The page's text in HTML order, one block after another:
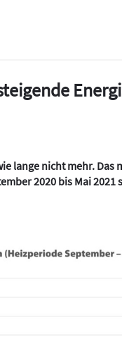
lange nicht mehr. Das
2020 bis Mai